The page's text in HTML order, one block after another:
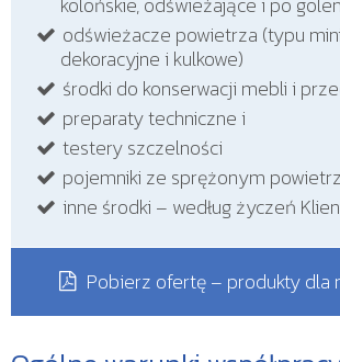
odświeżacze powietrza (typu
dekoracyjne i kulkowe)
środki do konserwacji mebli i
preparaty techniczne i
testery szczelności
pojemniki ze sprężonym
inne środki – według życzeń
Pobierz ofertę – produkty dla